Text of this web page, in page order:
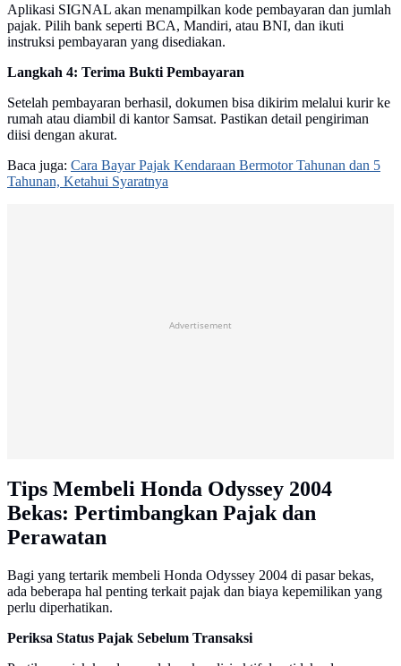
Aplikasi SIGNAL akan menampilkan kode pembayaran dan jumlah
pajak. Pilih bank seperti BCA, Mandiri, atau BNI, dan ikuti
instruksi pembayaran yang disediakan.
Langkah 4: Terima Bukti Pembayaran
Setelah pembayaran berhasil, dokumen bisa dikirim melalui kurir ke
rumah atau diambil di kantor Samsat. Pastikan detail pengiriman
diisi dengan akurat.
Baca juga: Cara Bayar Pajak Kendaraan Bermotor Tahunan dan 5
Tahunan, Ketahui Syaratnya
Advertisement
Tips Membeli Honda Odyssey 2004
Bekas: Pertimbangkan Pajak dan
Perawatan
Bagi yang tertarik membeli Honda Odyssey 2004 di pasar bekas,
ada beberapa hal penting terkait pajak dan biaya kepemilikan yang
perlu diperhatikan.
Periksa Status Pajak Sebelum Transaksi